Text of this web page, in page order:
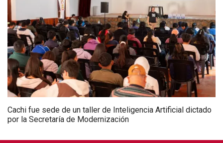
Cachi fue sede de un taller de Inteligencia Artificial dictado
por la Secretaría de Modernización